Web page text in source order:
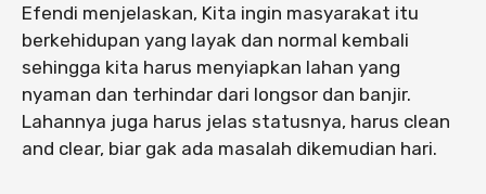
Efendi menjelaskan, Kita ingin masyarakat itu
berkehidupan yang layak dan normal kembali
sehingga kita harus menyiapkan lahan yang
nyaman dan terhindar dari longsor dan banjir.
Lahannya juga harus jelas statusnya, harus clean
and clear, biar gak ada masalah dikemudian hari.